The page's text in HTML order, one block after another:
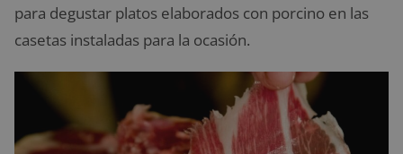
para degustar platos elaborados con porcino en las
casetas instaladas para la ocasión.